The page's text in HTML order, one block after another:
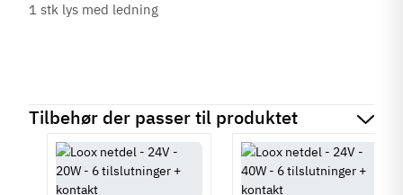
1 stk lys med ledning
Tilbehør der passer til produktet